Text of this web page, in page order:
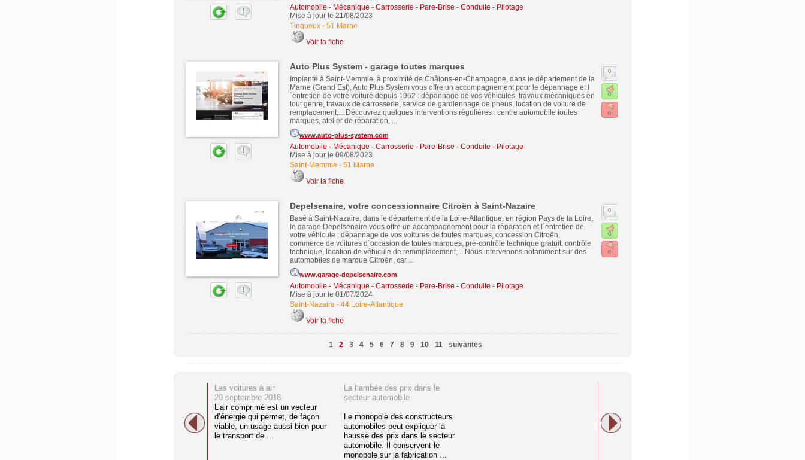
Automobile - Mécanique - Carrosserie - Pare-Brise - Conduite - Pilotage
Mise à jour le 21/08/2023
Tinqueux- 51 Marne
Voir la fiche
Auto Plus System - garage toutes marques
Implanté à Saint-Memmie, à proximité de Châlons-en-Champagne, dans le département de la
Marne (Grand Est), Auto Plus System vous offre un accompagnement pour le dépannage et l
´entretien de votre voiture depuis 1962 : dépannage de vos véhicules, travaux mécaniques en
tout genre, travaux de carrosserie, service de gardiennage de pneus, location de voiture de
remplacement,... Découvrez quelques interventions régulières : centre automobile toutes
marques, atelier de réparation, ...
www.auto-plus-system.com
Automobile - Mécanique - Carrosserie - Pare-Brise - Conduite - Pilotage
Mise à jour le 09/08/2023
Saint-Memmie - 51 Marne
Voir la fiche
0
0
0
Depelsenaire, votre concessionnaire Citroën à Saint-Nazaire
Basé à Saint-Nazaire, dans le département de la Loire-Atlantique, en région Pays de la Loire,
le garage Depelsenaire vous offre un accompagnement pour la réparation et l´entretien de
votre véhicule : dépannage de vos voitures de toutes marques, concession Citroën,
commerce de voitures d´occasion de toutes marques, pré-contrôle technique gratuit, contrôle
technique, location de véhicule de remmplacement,... Nous intervenons notamment sur des
automobiles de marque Citroën, car ...
www.garage-depelsenaire.com
Automobile - Mécanique - Carrosserie - Pare-Brise - Conduite - Pilotage
Mise à jour le 01/07/2024
Saint-Nazaire - 44 Loire-Atlantique
Voir la fiche
0
0
0
1 2 3 4 5 6 7 8 9 10 11 suivantes
Les voitures à air
20 septembre 2018
L’air comprimé est un vecteur
d’énergie qui permet, de façon
viable, un usage aussi bien pour
le transport de ...
La flambée des prix dans le
secteur automobile
Le monopole des constructeurs
automobiles peut expliquer la
hausse des prix dans le secteur
automobile. Il conservent le
monopole sur la fabrication ...